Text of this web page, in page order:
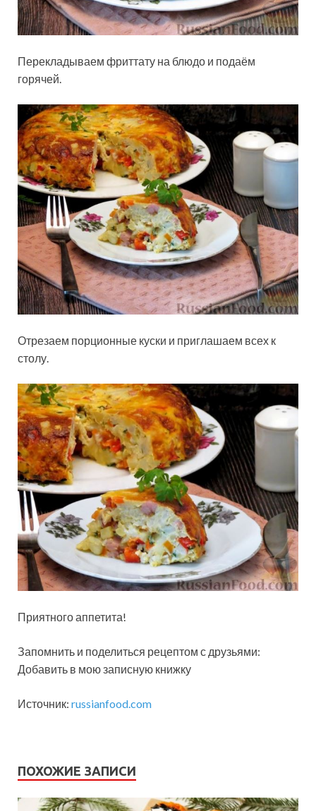
Перекладываем фриттату на блюдо и подаём
горячей.
Отрезаем порционные куски и приглашаем всех к
столу.
Приятного аппетита!
Запомнить и поделиться рецептом с друзьями:
Добавить в мою записную книжку
Источник: russianfood.com
ПОХОЖИЕ ЗАПИСИ